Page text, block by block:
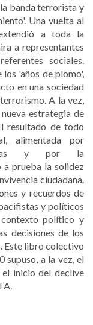
banda terrorista y
Una vuelta al
a toda la
a representantes
sociales.
'años de plomo',
en una sociedad
A la vez,
estrategia de
resultado de todo
alimentada por
y por la
a prueba la solidez
ciudadana.
y recuerdos de
y políticos
político y
decisiones de los
Este libro colectivo
supuso, a la vez, el
inicio del declive